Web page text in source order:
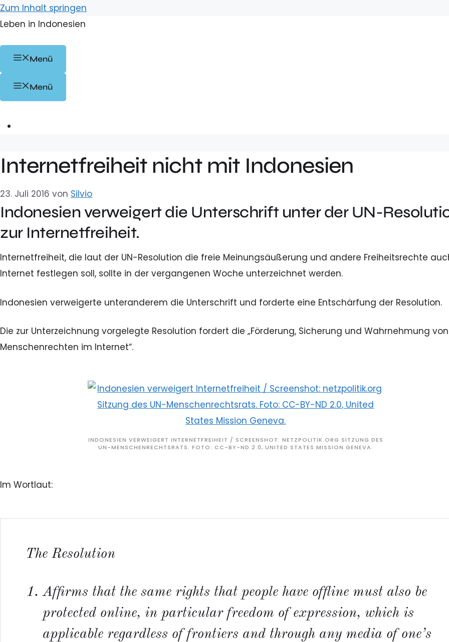
Zum Inhalt springen
Leben in Indonesien
Menü
Menü
Internetfreiheit nicht mit Indonesien
23. Juli 2016 von Silvio
Indonesien verweigert die Unterschrift unter der UN-
zur Internetfreiheit.
Internetfreiheit, die laut der UN-Resolution die freie Meinungsäußerung und andere Freiheitsrechte
Internet festlegen soll, sollte in der vergangenen Woche unterzeichnet werden.
Indonesien verweigerte unteranderem die Unterschrift und forderte eine Entschärfung der Resolution.
Die zur Unterzeichnung vorgelegte Resolution fordert die „Förderung, Sicherung und Wahrnehmung von
Menschenrechten im Internet“.
INDONESIEN VERWEIGERT INTERNETFREIHEIT / SCREENSHOT: NETZPOLITIK.ORG SITZUNG DES
UN-MENSCHENRECHTSRATS. FOTO: CC-BY-ND 2.0, UNITED STATES MISSION GENEVA.
Im Wortlaut:
The Resolution
Affirms that the same rights that people have offline must also be
protected online, in particular freedom of expression, which is
applicable regardless of frontiers and through any media of one’s